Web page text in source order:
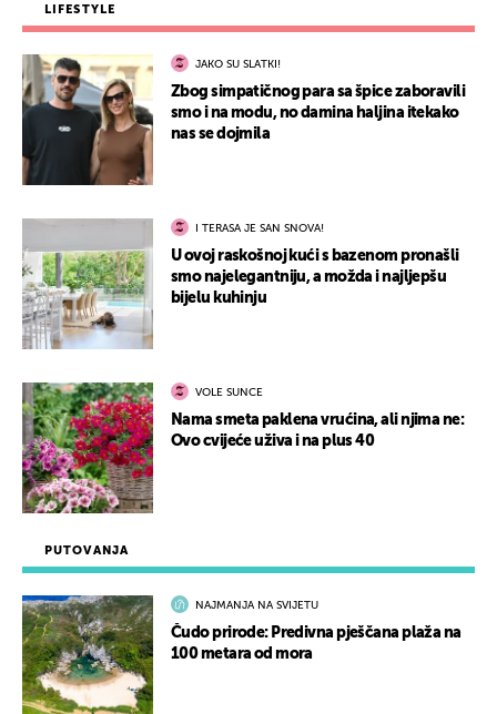
PUTOVANJA
NAJMANJA NA SVIJETU
Čudo prirode: Predivna pješčana plaža na
100 metara od mora
LIFESTYLE
JAKO SU SLATKI!
Zbog simpatičnog para sa špice zaboravili
smo i na modu, no damina haljina itekako
nas se dojmila
I TERASA JE SAN SNOVA!
U ovoj raskošnoj kući s bazenom pronašli
smo najelegantniju, a možda i najljepšu
bijelu kuhinju
VOLE SUNCE
Nama smeta paklena vrućina, ali njima ne:
Ovo cvijeće uživa i na plus 40